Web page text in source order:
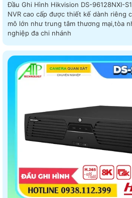
Đầu Ghi Hình Hikvision DS-96128NXI-
NVR cao cấp được thiết kế dành riêng
mô lớn như trung tâm thương mại,tòa
nghiệp đa chi nhánh